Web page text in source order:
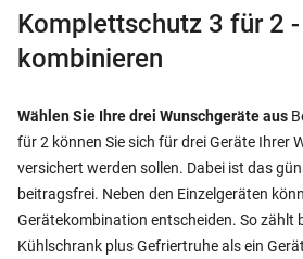
Komplettschutz 3 für 2
kombinieren
Wählen Sie Ihre drei Wunschgeräte aus
für 2 können Sie sich für drei Geräte Ihrer
versichert werden sollen. Dabei ist das
beitragsfrei. Neben den Einzelgeräten
Gerätekombination entscheiden. So zählt
Kühlschrank plus Gefriertruhe als ein